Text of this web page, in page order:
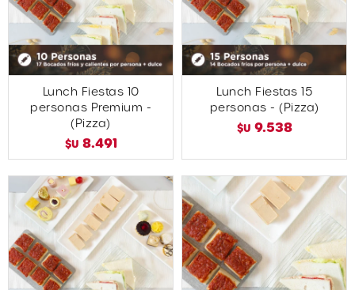
Lunch Fiestas 10
personas Premium -
(Pizza)
$U 8.491
Lunch Fiestas 15
personas - (Pizza)
$U 9.538